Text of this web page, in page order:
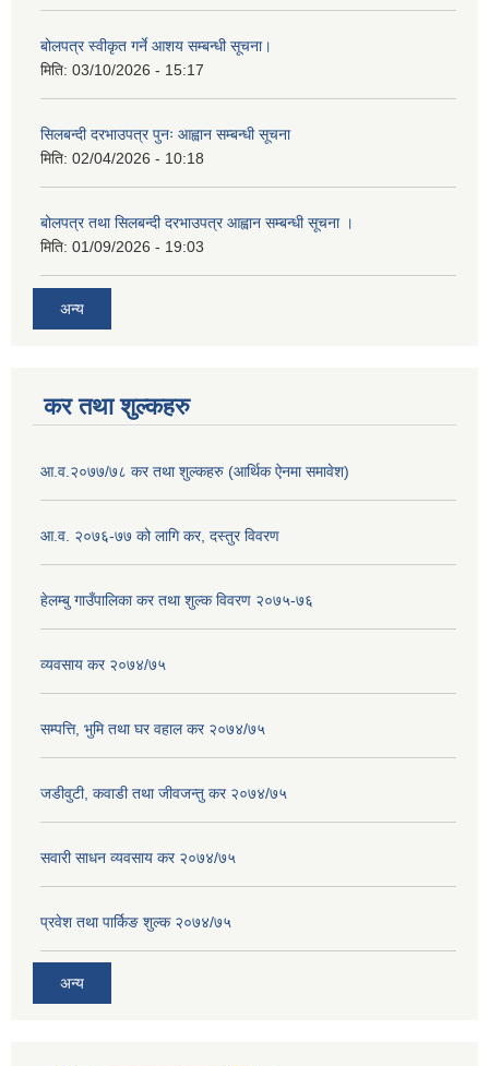
बोलपत्र स्वीकृत गर्ने आशय सम्बन्धी सूचना।
मिति: 03/10/2026 - 15:17
सिलबन्दी दरभाउपत्र पुनः आह्वान सम्बन्धी सूचना
मिति: 02/04/2026 - 10:18
बोलपत्र तथा सिलबन्दी दरभाउपत्र आह्वान सम्बन्धी सूचना ।
मिति: 01/09/2026 - 19:03
अन्य
कर तथा शुल्कहरु
आ.व.२०७७/७८ कर तथा शुल्कहरु (आर्थिक ऐनमा समावेश)
आ.व. २०७६-७७ को लागि कर, दस्तुर विवरण
हेलम्बु गाउँपालिका कर तथा शुल्क विवरण २०७५-७६
व्यवसाय कर २०७४/७५
सम्पत्ति, भुमि तथा घर वहाल कर २०७४/७५
जडीवुटी, कवाडी तथा जीवजन्तु कर २०७४/७५
सवारी साधन व्यवसाय कर २०७४/७५
प्रवेश तथा पार्किङ शुल्क २०७४/७५
अन्य